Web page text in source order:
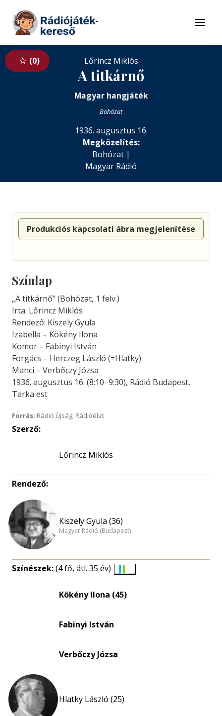
Tovább a tartalomhoz
Menü
0 Lőrincz Miklós
A titkárnő
Magyar hangjáték
Bohózat
1936. augusztus 16.
Megközelítés:
Bohózat|
Magyar Rádió
Produkciós kapcsolati ábra megjelenítése
Színlap
„A titkárnő” (Bohózat, 1 felv.)
Irta: Lőrincz Miklós
Rendező: Kiszely Gyula
Izabella – Kökény Ilona
Komor – Fabinyi István
Forgács – Herczeg László (=Hlatky)
Manci – Verbőczy Józsa
1936. augusztus 16. (8:10–9:30), Rádió Budapest,
Tarka est
Forrás: Rádió Újság; Rádióélet
Szerző:
Lőrincz Miklós
Rendező:
Kiszely Gyula (36)
Magyar Rádió (Budapest)
Színészek:(4 fő, átl. 35 év)
eloszlás
Kökény Ilona (45)
Fabinyi István
Verbőczy Józsa
Hlatky László (25)